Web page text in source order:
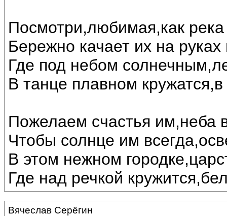
Посмотри,любимая,как река
Бережно качает их на
Где под небом
В танце плавном
Пожелаем счастья им,неба
Чтобы солнце им
В этом нежном
Где над речкой
Вячеслав Серёгин